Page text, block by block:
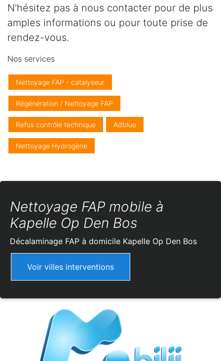
N'hésitez pas à nous contacter pour de plus
amples informations ou pour toute prise de
rendez-vous.
Nos services
Nettoyage FAP - catalyseur
Régénération / Nettoyage FAP
Refus contrôle technique Adblue
Nettoyage Hydrogène
Nettoyage FAP mobile à
Kapelle Op Den Bos
Décalaminage FAP à domicile Kapelle Op Den Bos
Voir villes interventions